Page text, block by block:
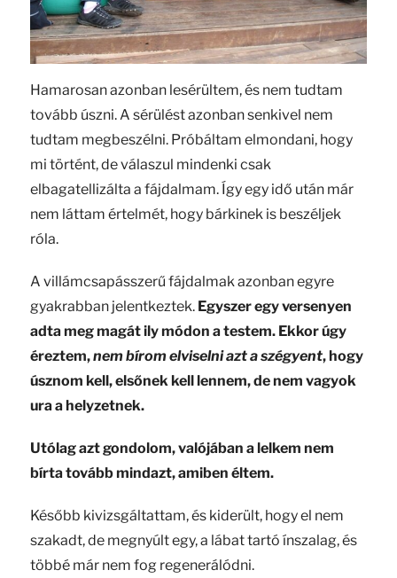
Hamarosan azonban lesérültem, és nem tudtam
tovább úszni. A sérülést azonban senkivel nem
tudtam megbeszélni. Próbáltam elmondani, hogy
mi történt, de válaszul mindenki csak
elbagatellizálta a fájdalmam. Így egy idő után már
nem láttam értelmét, hogy bárkinek is beszéljek
róla.
A villámcsapásszerű fájdalmak azonban egyre
gyakrabban jelentkeztek. Egyszer egy versenyen
adta meg magát ily módon a testem. Ekkor úgy
éreztem,nem bírom elviselni azt a szégyent, hogy
úsznom kell, elsőnek kell lennem, de nem vagyok
ura a helyzetnek.
Utólag azt gondolom, valójában a lelkem nem
bírta tovább mindazt, amiben éltem.
Később kivizsgáltattam, és kiderült, hogy el nem
szakadt, de megnyúlt egy, a lábat tartó ínszalag, és
többé már nem fog regenerálódni.